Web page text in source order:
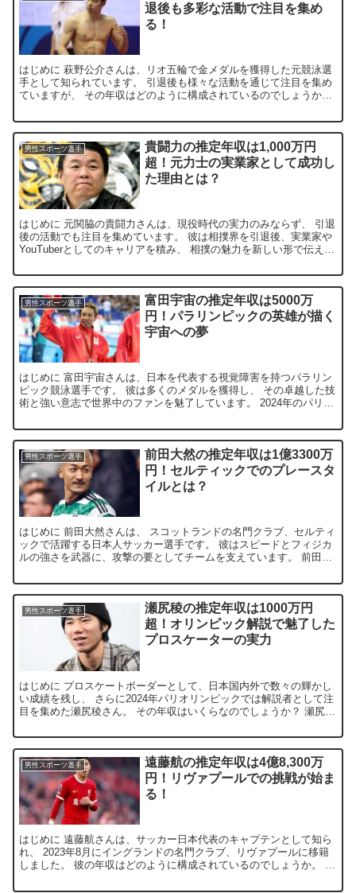
退後も多彩な活動で注目を集め
る！
はじめに 萩野公介さんは、リオ五輪で金メダルを獲得した元競泳選
手として知られています。 引退後も様々な活動を通じて注目を集め
ていますが、 その年収はどのように構成されているのでしょうか。
男性スポーツ選手
貴闘力の推定年収は1,000万円
超！元力士の実業家として成功し
た理由とは？
はじめに 元関脇の貴闘力さんは、現役時代の実力のみならず、 引退
後の活動でも注目を集めています。 彼は相撲界を引退後、実業家や
YouTuberとしてのキャリアを積み、 相撲の魅力を新しい形で伝える
男性スポーツ選手
富田宇宙の推定年収は5000万
円！パラリンピックの英雄が描く
宇宙への夢
はじめに 富田宇宙さんは、日本を代表する視覚障害を持つパラリン
ピック競泳選手です。 彼は多くのメダルを獲得し、 その卓越した技
術と強い意志で世界中のファンを魅了しています。 2024年のパリパ
男性スポーツ選手
前田大然の推定年収は1億3300万
円！セルティックでのプレースタ
イルとは？
はじめに 前田大然さんは、 スコットランドの名門クラブ、セルティ
ックで活躍する日本人サッカー選手です。 彼はスピードとフィジカ
ルの強さを武器に、攻撃の要としてチームを支えています。 前田さ
男性スポーツ選手
瀬尻稜の推定年収は1000万円
超！オリンピック解説で魅了した
プロスケーターの実力
はじめに プロスケートボーダーとして、日本国内外で数々の輝かし
い成績を残し、 さらに2024年パリオリンピックでは解説者として注
目を集めた瀬尻稜さん。 その年収はいくらなのでしょうか？ 瀬尻稜
男性スポーツ選手
遠藤航の推定年収は4億8,300万
円！リヴァプールでの挑戦が始ま
る！
はじめに 遠藤航さんは、サッカー日本代表のキャプテンとして知ら
れ、 2023年8月にイングランドの名門クラブ、リヴァプールに移籍
しました。 彼の年収はどのように構成されているのでしょうか。 こ